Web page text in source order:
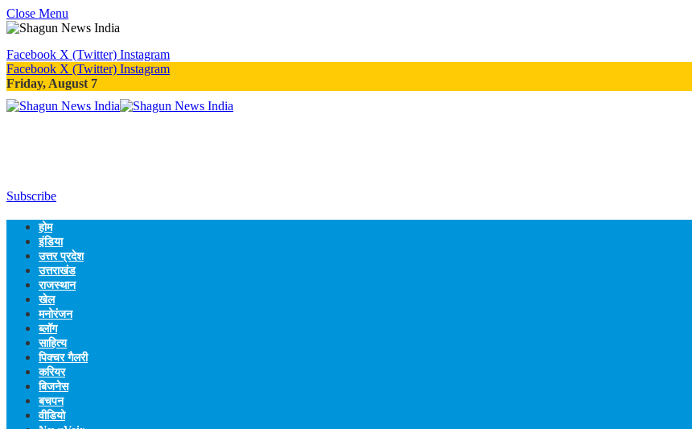
Close Menu
Facebook X (Twitter) Instagram
Facebook X (Twitter) Instagram
Friday, August 7
Subscribe
होम
इंडिया
उत्तर प्रदेश
उत्तराखंड
राजस्थान
खेल
मनोरंजन
ब्लॉग
साहित्य
पिक्चर गैलरी
करियर
बिजनेस
बचपन
वीडियो